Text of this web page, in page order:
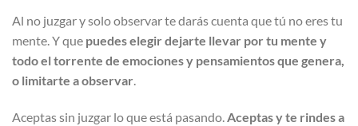
Al no juzgar y solo observar te darás cuenta que tú no eres tu
mente. Y que puedes elegir dejarte llevar por tu mente y
todo el torrente de emociones y pensamientos que genera,
o limitarte a observar.
Aceptas sin juzgar lo que está pasando. Aceptas y te rindes a